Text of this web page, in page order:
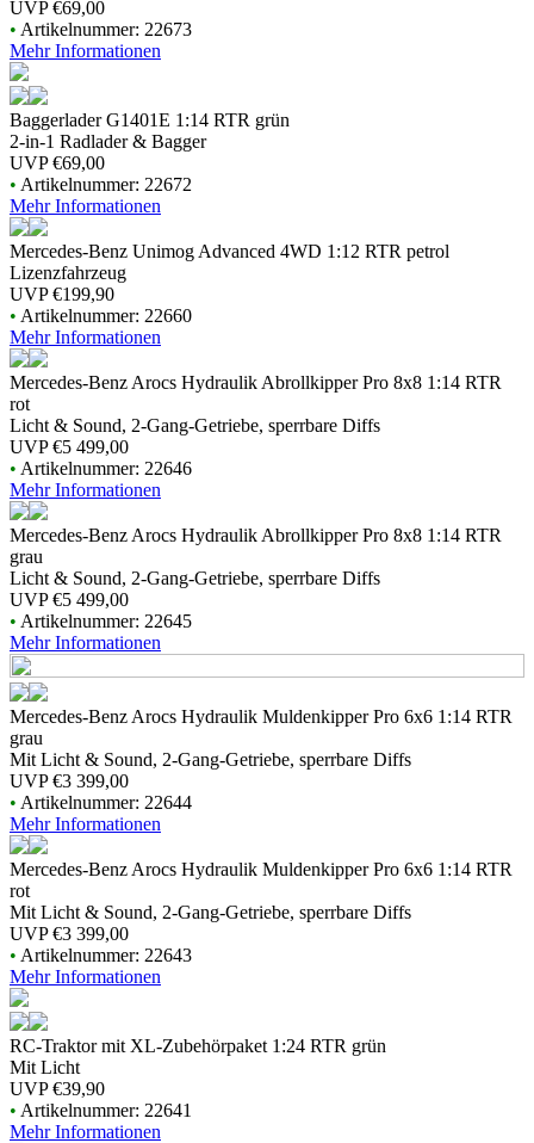
UVP€69,00
• Artikelnummer: 22673
Mehr Informationen
Baggerlader G1401E 1:14 RTR grün
2-in-1 Radlader & Bagger
UVP€69,00
• Artikelnummer: 22672
Mehr Informationen
Mercedes-Benz Unimog Advanced 4WD 1:12 RTR petrol
Lizenzfahrzeug
UVP€199,90
• Artikelnummer: 22660
Mehr Informationen
Mercedes-Benz Arocs Hydraulik Abrollkipper Pro 8x8 1:14 RTR
rot
Licht & Sound, 2-Gang-Getriebe, sperrbare Diffs
UVP€5 499,00
• Artikelnummer: 22646
Mehr Informationen
Mercedes-Benz Arocs Hydraulik Abrollkipper Pro 8x8 1:14 RTR
grau
Licht & Sound, 2-Gang-Getriebe, sperrbare Diffs
UVP€5 499,00
• Artikelnummer: 22645
Mehr Informationen
Mercedes-Benz Arocs Hydraulik Muldenkipper Pro 6x6 1:14 RTR
grau
Mit Licht & Sound, 2-Gang-Getriebe, sperrbare Diffs
UVP€3 399,00
• Artikelnummer: 22644
Mehr Informationen
Mercedes-Benz Arocs Hydraulik Muldenkipper Pro 6x6 1:14 RTR
rot
Mit Licht & Sound, 2-Gang-Getriebe, sperrbare Diffs
UVP€3 399,00
• Artikelnummer: 22643
Mehr Informationen
RC-Traktor mit XL-Zubehörpaket 1:24 RTR grün
Mit Licht
UVP€39,90
• Artikelnummer: 22641
Mehr Informationen